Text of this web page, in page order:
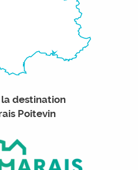
destination
Poitevin